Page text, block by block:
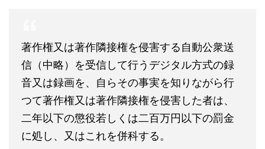
著作権又は著作隣接権を侵害する自動公衆送
信（中略）を受信して行うデジタル方式の録
音又は録画を、自らその事実を知りながら行
つて著作権又は著作隣接権を侵害した者は、
二年以下の懲役若しくは二百万円以下の罰金
に処し、又はこれを併科する。